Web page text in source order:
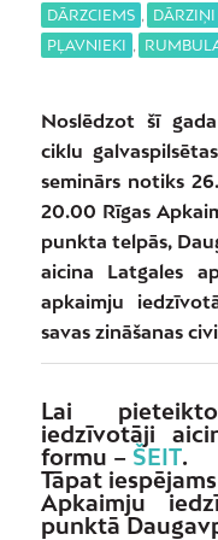
DĀRZCIEMS , DĀRZIŅI
PĻAVNIEKI ,
Noslēdzot šī
ciklu
seminārs notiks
20.00 Rīgas
punkta telpās,
aicina Latgales
apkaimju
savas zināšanas
Lai
iedzīvotāji
formu – ŠEIT.
Tāpat
Apkaimju
punktā